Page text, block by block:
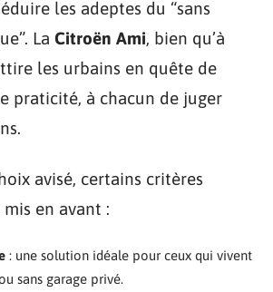
les adeptes du “sans
La Citroën Ami, bien qu’à
les urbains en quête de
praticité, à chacun de juger
avisé, certains critères
en avant :
: une solution idéale pour ceux qui vivent
sans garage privé.